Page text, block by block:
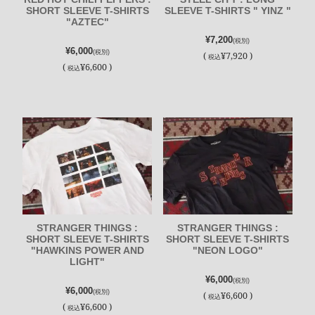
SHORT SLEEVE T-SHIRTS
"AZTEC"
¥6,000(税別)
(税込¥6,600 )
SLEEVE T-SHIRTS " YINZ "
¥7,200(税別)
( 税込¥7,920 )
STRANGER THINGS :
SHORT SLEEVE T-SHIRTS
"HAWKINS POWER AND
LIGHT"
¥6,000(税別)
(税込¥6,600 )
STRANGER THINGS :
SHORT SLEEVE T-SHIRTS
"NEON LOGO"
¥6,000(税別)
( 税込¥6,600 )